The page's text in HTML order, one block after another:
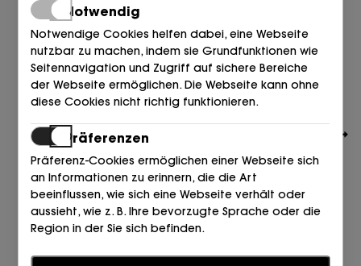
TOMMY HILFIGER
39,90
Notwendig
Notwendige Cookies helfen dabei, eine Webseite
nutzbar zu machen, indem sie Grundfunktionen wie
Seitennavigation und Zugriff auf sichere Bereiche
der Webseite ermöglichen. Die Webseite kann ohne
diese Cookies nicht richtig funktionieren.
Präferenzen
Präferenz-Cookies ermöglichen einer Webseite sich
an Informationen zu erinnern, die die Art
beeinflussen, wie sich eine Webseite verhält oder
aussieht, wie z. B. Ihre bevorzugte Sprache oder die
Region in der Sie sich befinden.